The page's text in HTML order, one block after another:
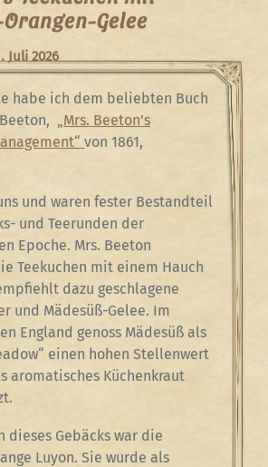
Gelee
Juli 2026
habe ich dem beliebten Buch
„Mrs. Beeton’s
von 1861,
und waren fester Bestandteil
und Teerunden der
Epoche. Mrs. Beeton
Teekuchen mit einem Hauch
dazu geschlagene
und Mädesüß-Gelee. Im
England genoss Mädesüß als
einen hohen Stellenwert
aromatisches Küchenkraut
dieses Gebäcks war die
Luyon. Sie wurde als